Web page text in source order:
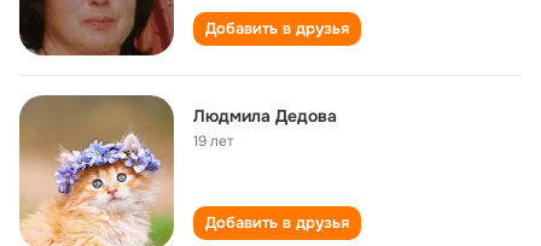
Добавить в друзья
Людмила Дедова
19 лет
Добавить в друзья